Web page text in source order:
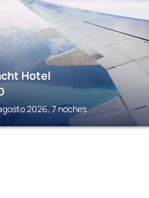
Hotel
2026, 7 noches